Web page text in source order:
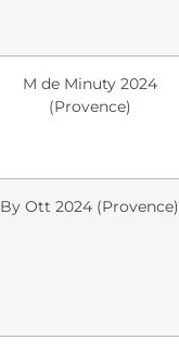
M de Minuty 2024
(Provence)
By Ott 2024 (Provence)